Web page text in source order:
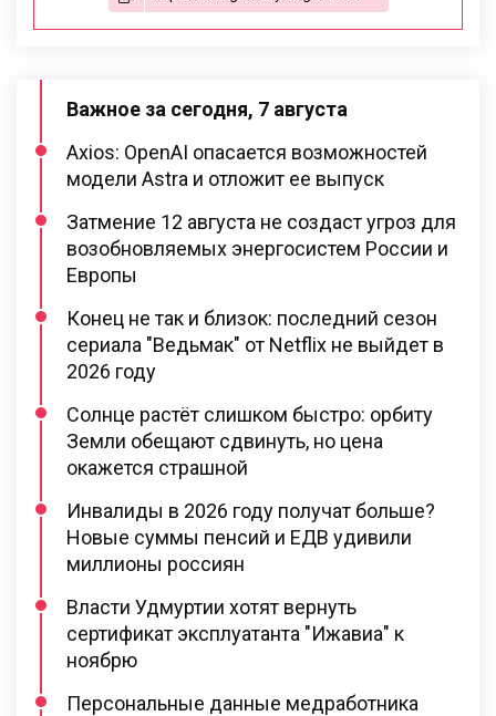
Важное за сегодня, 7 августа
Axios: OpenAI опасается возможностей
модели Astra и отложит ее выпуск
Затмение 12 августа не создаст угроз для
возобновляемых энергосистем России и
Европы
Конец не так и близок: последний сезон
сериала "Ведьмак" от Netflix не выйдет в
2026 году
Солнце растёт слишком быстро: орбиту
Земли обещают сдвинуть, но цена
окажется страшной
Инвалиды в 2026 году получат больше?
Новые суммы пенсий и ЕДВ удивили
миллионы россиян
Власти Удмуртии хотят вернуть
сертификат эксплуатанта "Ижавиа" к
ноябрю
Персональные данные медработника